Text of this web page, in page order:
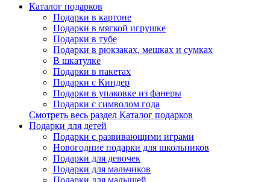
Каталог подарков
Подарки в картоне
Подарки в мягкой игрушке
Подарки в тубе
Подарки в рюкзаках, мешках и сумках
В шкатулке
Подарки в пакетах
Подарки с Киндер
Подарки в упаковке из фанеры
Подарки с символом года
Смотреть весь раздел Каталог подарков
Подарки для детей
Подарки с развивающими играми
Новогодние подарки для школьников
Подарки для девочек
Подарки для мальчиков
Подарки для малышей